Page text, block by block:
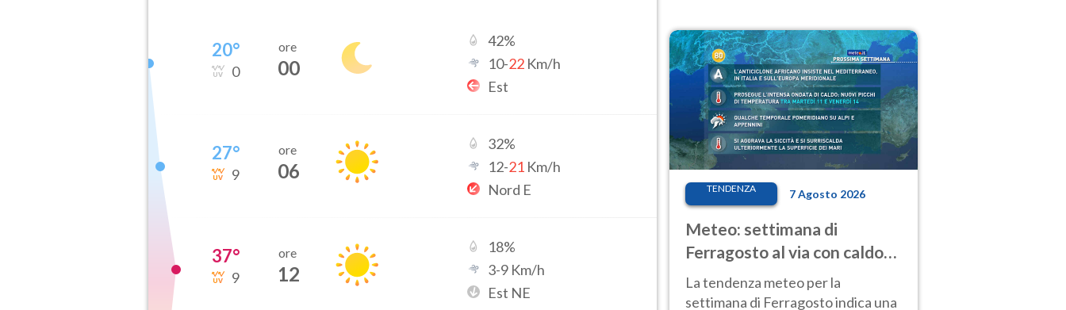
20°
0
ore
00
42%
10-22 Km/h
Est
27°
9
ore
06
32%
12-21 Km/h
Nord E
37°
9
ore
12
18%
3-9 Km/h
Est NE
TENDENZA 7 Agosto 2026
Meteo: settimana di
Ferragosto al via con caldo
intenso e qualche temporale
La tendenza meteo per la
settimana di Ferragosto indica una